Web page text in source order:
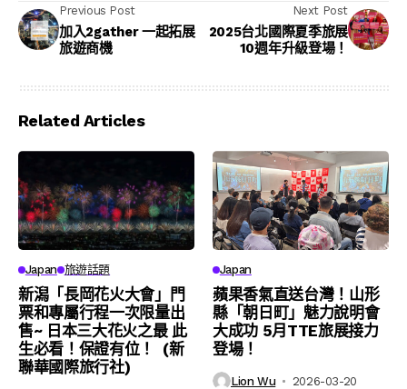
Previous Post
加入2gather 一起拓展
旅遊商機
Next Post
2025台北國際夏季旅展
10週年升級登場！
Related Articles
Japan 旅遊話題
新潟「長岡花火大會」門
票和專屬行程一次限量出
售~ 日本三大花火之最 此
生必看！保證有位！ (新
聯華國際旅行社)
Japan
蘋果香氣直送台灣！山形
縣「朝日町」魅力說明會
大成功 5月TTE旅展接力
登場！
Lion Wu 2026-03-20